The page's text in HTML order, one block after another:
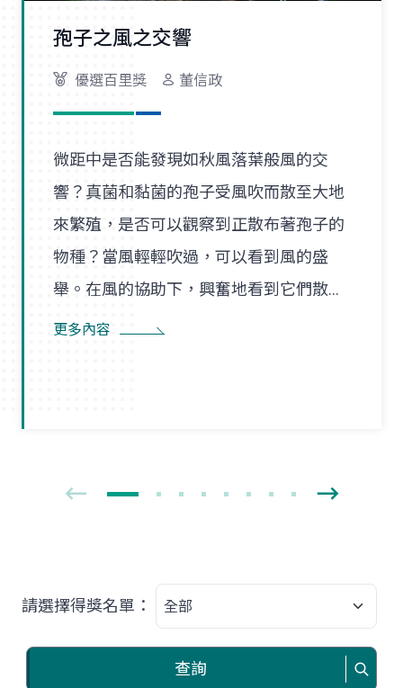
孢子之風之交響
優選百里獎 董信政
微距中是否能發現如秋風落葉般風的交
響？真菌和黏菌的孢子受風吹而散至大地
來繁殖，是否可以觀察到正散布著孢子的
物種？當風輕輕吹過，可以看到風的盛
舉。在風的協助下，興奮地看到它們散播
孢子的盛況，在精彩過程中也看到了風的
更多內容
請選擇得獎名單：
查詢